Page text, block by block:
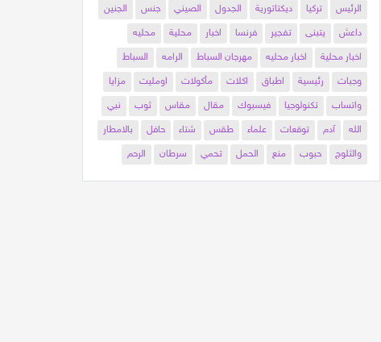
الرئيس تركيا ديكتاتورية الجدول الصيني جنس
الجنين
داعش
يتبنى تفجير فرنسا اخبار محلية
محليه
اخبار محلية
اخبار محليه مهرجان السباط الرامه
السباط
وجبات
رئيسية اطباق اكلات مأكولات اومليت
مزايا
واتساب
تكنولوجيا فيسبوك مقال مقاس ثوب
نبي
الله
آدم توقعات علماء طقس شتاء حافل
بالامطار
والثلوج
حبوب منع الحمل تحمي سرطان الرحم